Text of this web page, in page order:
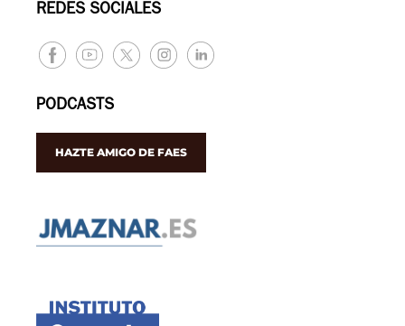
REDES SOCIALES
PODCASTS
HAZTE AMIGO DE FAES